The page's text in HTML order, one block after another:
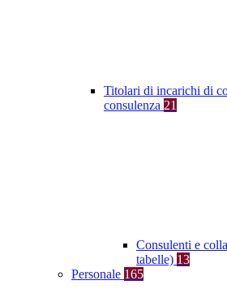
Titolari di incarichi di
consulenza 21
Consulenti e
tabelle) 13
Personale 165